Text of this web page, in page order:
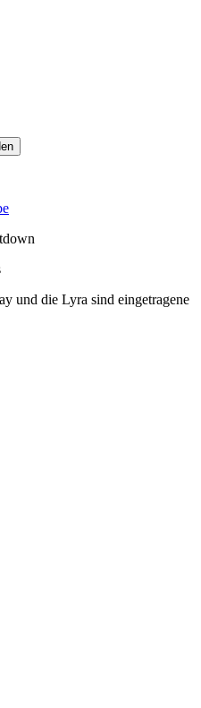
und die Lyra sind eingetragene